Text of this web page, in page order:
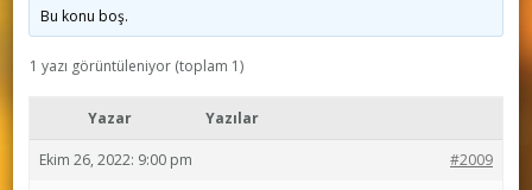
Bu konu boş.
1 yazı görüntüleniyor (toplam 1)
Yazar Yazılar
Ekim 26, 2022: 9:00 pm #2009